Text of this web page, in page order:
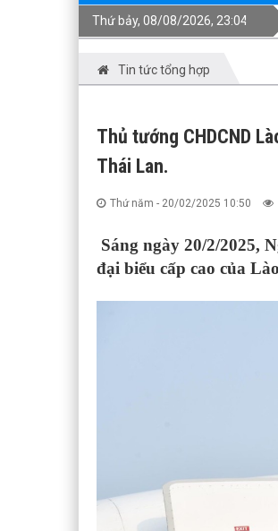
Thứ bảy, 08/08/2026, 23:04
Tin tức tổng hợp
Thủ tướng CHDCND
Thái Lan.
Thứ năm - 20/02/2025 10:50
Sáng ngày 20/2/2025,
đại biểu cấp cao của